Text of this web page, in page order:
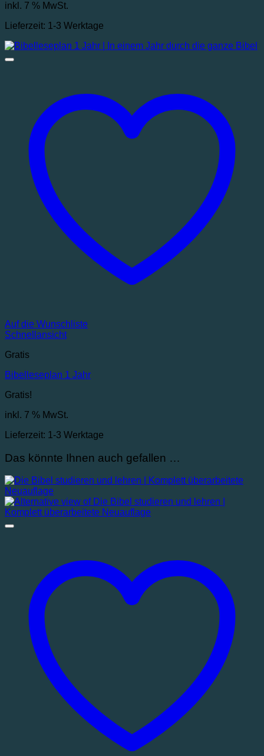
inkl. 7 % MwSt.
Lieferzeit: 1-3 Werktage
Auf die Wunschliste
Schnellansicht
Gratis
Bibelleseplan 1 Jahr
Gratis!
inkl. 7 % MwSt.
Lieferzeit: 1-3 Werktage
Das könnte Ihnen auch gefallen …